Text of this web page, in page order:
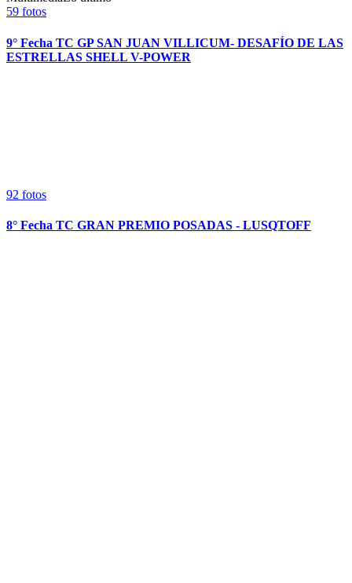
59 fotos
9° Fecha TC GP SAN JUAN VILLICUM- DESAFÍO DE LAS
ESTRELLAS SHELL V-POWER
92 fotos
8° Fecha TC GRAN PREMIO POSADAS - LUSQTOFF